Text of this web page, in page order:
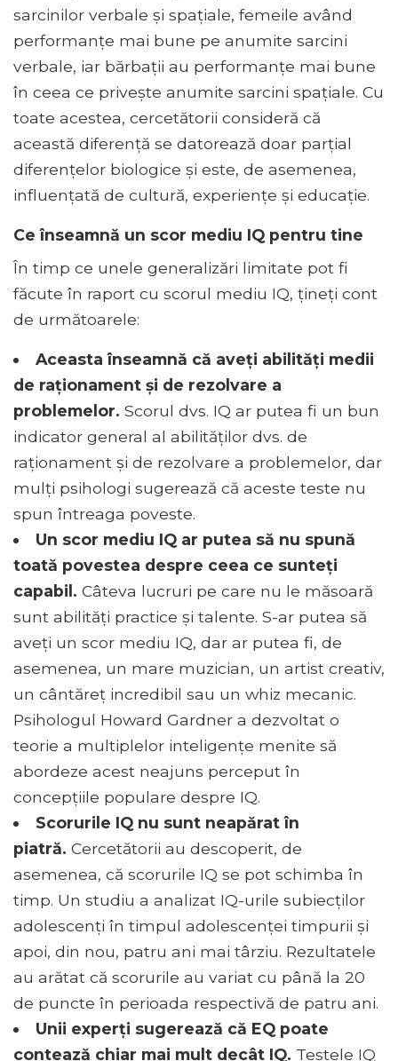
sarcinilor verbale și spațiale, femeile având
performanțe mai bune pe anumite sarcini
verbale, iar bărbații au performanțe mai bune
în ceea ce privește anumite sarcini spațiale. Cu
toate acestea, cercetătorii consideră că
această diferență se datorează doar parțial
diferențelor biologice și este, de asemenea,
influențată de cultură, experiențe și educație.
Ce înseamnă un scor mediu IQ pentru tine
În timp ce unele generalizări limitate pot fi
făcute în raport cu scorul mediu IQ, țineți cont
de următoarele:
Aceasta înseamnă că aveți abilități medii
de raționament și de rezolvare a
problemelor. Scorul dvs. IQ ar putea fi un bun
indicator general al abilităților dvs. de
raționament și de rezolvare a problemelor, dar
mulți psihologi sugerează că aceste teste nu
spun întreaga poveste.
Un scor mediu IQ ar putea să nu spună
toată povestea despre ceea ce sunteți
capabil. Câteva lucruri pe care nu le măsoară
sunt abilități practice și talente. S-ar putea să
aveți un scor mediu IQ, dar ar putea fi, de
asemenea, un mare muzician, un artist creativ,
un cântăreț incredibil sau un whiz mecanic.
Psihologul Howard Gardner a dezvoltat o
teorie a multiplelor inteligențe menite să
abordeze acest neajuns perceput în
concepțiile populare despre IQ.
Scorurile IQ nu sunt neapărat în
piatră. Cercetătorii au descoperit, de
asemenea, că scorurile IQ se pot schimba în
timp. Un studiu a analizat IQ-urile subiecților
adolescenți în timpul adolescenței timpurii și
apoi, din nou, patru ani mai târziu. Rezultatele
au arătat că scorurile au variat cu până la 20
de puncte în perioada respectivă de patru ani.
Unii experți sugerează că EQ poate
contează chiar mai mult decât IQ. Testele IQ